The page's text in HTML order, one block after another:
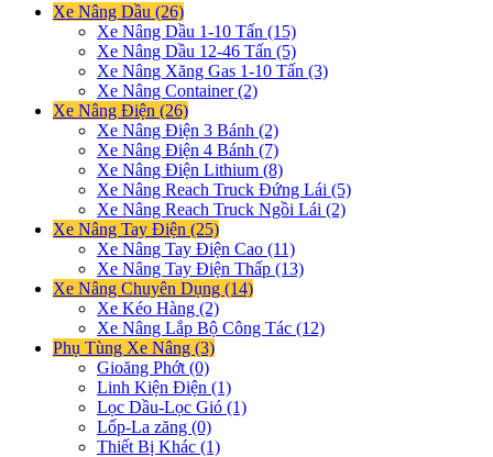
Xe Nâng Dầu (26)
Xe Nâng Dầu 1-10 Tấn (15)
Xe Nâng Dầu 12-46 Tấn (5)
Xe Nâng Xăng Gas 1-10 Tấn (3)
Xe Nâng Container (2)
Xe Nâng Điện (26)
Xe Nâng Điện 3 Bánh (2)
Xe Nâng Điện 4 Bánh (7)
Xe Nâng Điện Lithium (8)
Xe Nâng Reach Truck Đứng Lái (5)
Xe Nâng Reach Truck Ngồi Lái (2)
Xe Nâng Tay Điện (25)
Xe Nâng Tay Điện Cao (11)
Xe Nâng Tay Điện Thấp (13)
Xe Nâng Chuyên Dụng (14)
Xe Kéo Hàng (2)
Xe Nâng Lắp Bộ Công Tác (12)
Phụ Tùng Xe Nâng (3)
Gioăng Phớt (0)
Linh Kiện Điện (1)
Lọc Dầu-Lọc Gió (1)
Lốp-La zăng (0)
Thiết Bị Khác (1)